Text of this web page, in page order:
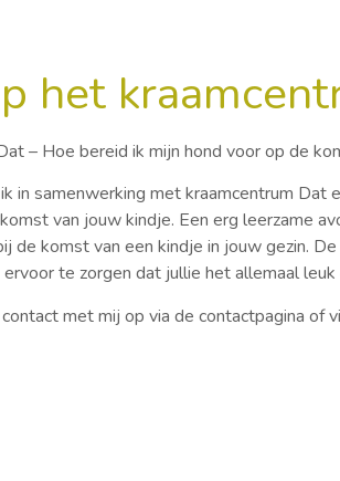
het
– Hoe bereid ik mijn hond voor op de
in samenwerking met kraamcentrum Dat
van jouw kindje. Een erg leerzame
de komst van een kindje in jouw gezin.
te zorgen dat jullie het allemaal leuk
met mij op via de contactpagina of